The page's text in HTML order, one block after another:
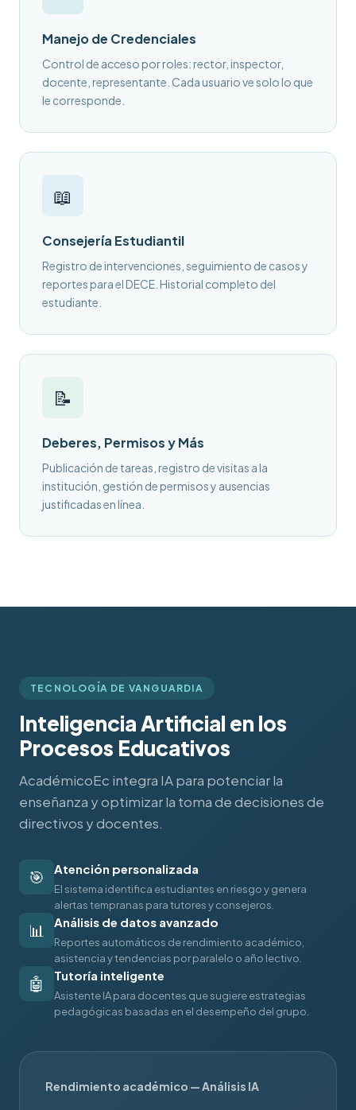
Manejo de Credenciales
Control de acceso por roles: rector, inspector,
docente, representante. Cada usuario ve solo lo que
le corresponde.
📖
Consejería Estudiantil
Registro de intervenciones, seguimiento de casos y
reportes para el DECE. Historial completo del
estudiante.
📝
Deberes, Permisos y Más
Publicación de tareas, registro de visitas a la
institución, gestión de permisos y ausencias
justificadas en línea.
TECNOLOGÍA DE VANGUARDIA
Inteligencia Artificial en los
Procesos Educativos
AcadémicoEc integra IA para potenciar la
enseñanza y optimizar la toma de decisiones de
directivos y docentes.
🎯 Atención personalizada
El sistema identifica estudiantes en riesgo y genera
alertas tempranas para tutores y consejeros.
📊 Análisis de datos avanzado
Reportes automáticos de rendimiento académico,
asistencia y tendencias por paralelo o año lectivo.
🤖 Tutoría inteligente
Asistente IA para docentes que sugiere estrategias
pedagógicas basadas en el desempeño del grupo.
Rendimiento académico — Análisis IA